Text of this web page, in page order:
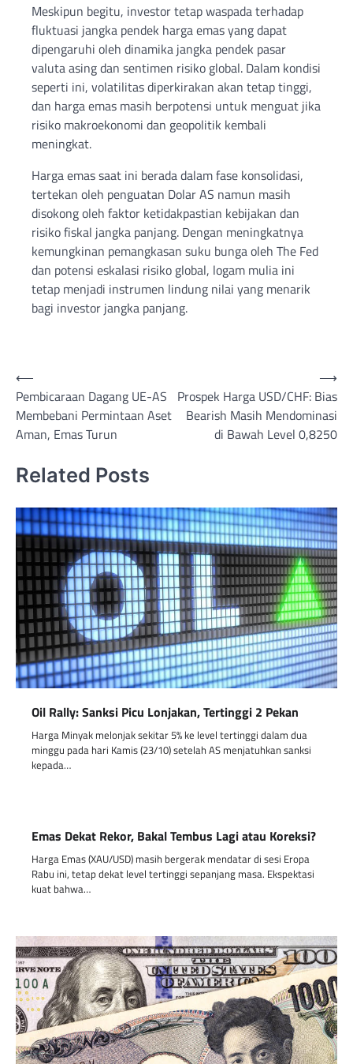
Meskipun begitu, investor tetap waspada terhadap
fluktuasi jangka pendek harga emas yang dapat
dipengaruhi oleh dinamika jangka pendek pasar
valuta asing dan sentimen risiko global. Dalam kondisi
seperti ini, volatilitas diperkirakan akan tetap tinggi,
dan harga emas masih berpotensi untuk menguat jika
risiko makroekonomi dan geopolitik kembali
meningkat.
Harga emas saat ini berada dalam fase konsolidasi,
tertekan oleh penguatan Dolar AS namun masih
disokong oleh faktor ketidakpastian kebijakan dan
risiko fiskal jangka panjang. Dengan meningkatnya
kemungkinan pemangkasan suku bunga oleh The Fed
dan potensi eskalasi risiko global, logam mulia ini
tetap menjadi instrumen lindung nilai yang menarik
bagi investor jangka panjang.
Post
navigation
⟵
Pembicaraan Dagang UE-AS
Membebani Permintaan Aset
Aman, Emas Turun
Prospek Harga USD/CHF: Bias
Bearish Masih Mendominasi
di Bawah Level 0,8250
⟶
Related Posts
Oil Rally: Sanksi Picu Lonjakan, Tertinggi 2 Pekan
Harga Minyak melonjak sekitar 5% ke level tertinggi dalam dua
minggu pada hari Kamis (23/10) setelah AS menjatuhkan sanksi
kepada…
Emas Dekat Rekor, Bakal Tembus Lagi atau Koreksi?
Harga Emas (XAU/USD) masih bergerak mendatar di sesi Eropa
Rabu ini, tetap dekat level tertinggi sepanjang masa. Ekspektasi
kuat bahwa…